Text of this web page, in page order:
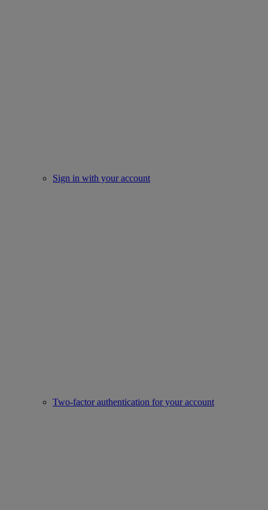
Sign in with your account
Two-factor authentication for your account